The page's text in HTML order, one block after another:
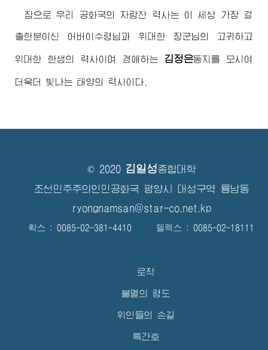
참으로 우리 공화국의 자랑찬 력사는 이 세상 가장 걸
출한분이신 어버이 수령님 과 위대한 장군님 의 고귀하고
위대한 한생의 력사이며 경애하는 김정은동지 를 모시여
더욱더 빛나는 태양의 력사이다.
© 2020 김일성종합대학
조선민주주의인민공화국 평양시 대성구역 룡남동
ryongnamsan@star-co.net.kp
확스 : 0085-02-381-4410 텔렉스 : 0085-02-18111
로작
불멸의 령도
위인들의 손길
특간호